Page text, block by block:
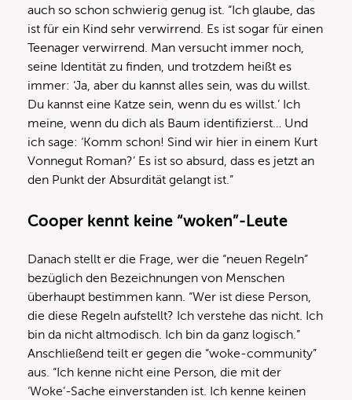
auch so schon schwierig genug ist. “Ich glaube, das
ist für ein Kind sehr verwirrend. Es ist sogar für einen
Teenager verwirrend. Man versucht immer noch,
seine Identität zu finden, und trotzdem heißt es
immer: ‘Ja, aber du kannst alles sein, was du willst.
Du kannst eine Katze sein, wenn du es willst.’ Ich
meine, wenn du dich als Baum identifizierst… Und
ich sage: ‘Komm schon! Sind wir hier in einem Kurt
Vonnegut Roman?’ Es ist so absurd, dass es jetzt an
den Punkt der Absurdität gelangt ist.”
Cooper kennt keine “woken”-Leute
Danach stellt er die Frage, wer die “neuen Regeln”
bezüglich den Bezeichnungen von Menschen
überhaupt bestimmen kann. “Wer ist diese Person,
die diese Regeln aufstellt? Ich verstehe das nicht. Ich
bin da nicht altmodisch. Ich bin da ganz logisch.”
Anschließend teilt er gegen die “woke-community”
aus. “Ich kenne nicht eine Person, die mit der
‘Woke’-Sache einverstanden ist. Ich kenne keinen